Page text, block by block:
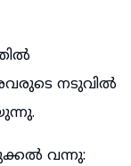
നടുവിൽ
വന്നു: